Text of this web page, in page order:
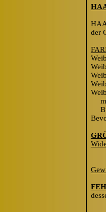
der
Weib
Weib
Weib
Weib
Weib